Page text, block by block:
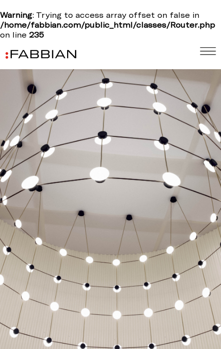
Warning: Trying to access array offset on false in
/home/fabbian.com/public_html/classes/Router.php
on line 235